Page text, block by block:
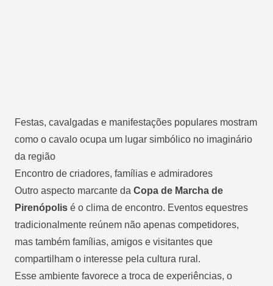
Festas, cavalgadas e manifestações populares mostram
como o cavalo ocupa um lugar simbólico no imaginário
da região
Encontro de criadores, famílias e admiradores
Outro aspecto marcante da Copa de Marcha de
Pirenópolis é o clima de encontro. Eventos equestres
tradicionalmente reúnem não apenas competidores,
mas também famílias, amigos e visitantes que
compartilham o interesse pela cultura rural.
Esse ambiente favorece a troca de experiências, o